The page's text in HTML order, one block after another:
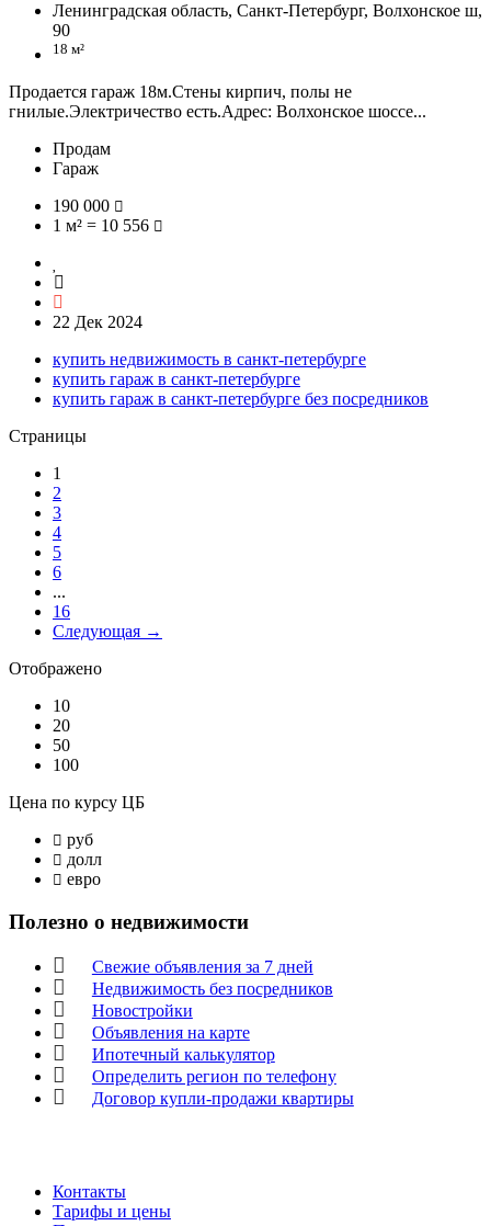
Ленинградская область, Санкт-Петербург, Волхонское ш,
90
18 м²
Продается гараж 18м.Стены кирпич, полы не
гнилые.Электричество есть.Адрес: Волхонское шоссе...
Продам
Гараж
190 000
1 м² = 10 556
22 Дек 2024
купить недвижимость в санкт-петербурге
купить гараж в санкт-петербурге
купить гараж в санкт-петербурге без посредников
Страницы
1
2
3
4
5
6
...
16
Следующая →
Отображено
10
20
50
100
Цена по курсу ЦБ
руб
долл
евро
Полезно о недвижимости
Свежие объявления за 7 дней
Недвижимость без посредников
Новостройки
Объявления на карте
Ипотечный калькулятор
Определить регион по телефону
Договор купли-продажи квартиры
Контакты
Тарифы и цены